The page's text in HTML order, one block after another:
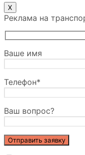
Х
Реклама на
Ваше имя
Телефон*
Ваш вопрос?